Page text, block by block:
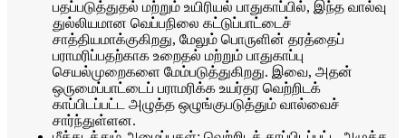
பதப்படுத்துதல் மற்றும் உயிரியல் பாதுகாப்பில், இந்த வால்வு
துல்லியமான வெப்பநிலை கட்டுப்பாட்டைச்
சாத்தியமாக்குகிறது, மேலும் பொருளின் தரத்தைப்
பராமரிப்பதற்காக உறைதல் மற்றும் பாதுகாப்பு
செயல்முறைகளை மேம்படுத்துகிறது. இவை, அதன்
ஒருமைப்பாட்டைப் பராமரிக்க உயர்தர வெற்றிடக்
காப்பிடப்பட்ட அழுத்த ஒழுங்குபடுத்தும் வால்வைச்
சார்ந்துள்ளன.